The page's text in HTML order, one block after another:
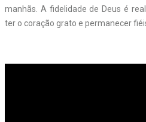
manhãs. A fidelidade de Deus é
ter o coração grato e permanecer